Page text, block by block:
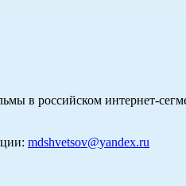
в российском интернет-
mdshvetsov@yandex.ru